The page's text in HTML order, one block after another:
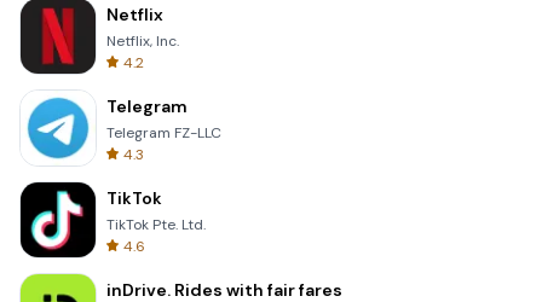
Netflix
Netflix, Inc.
4.2
Telegram
Telegram FZ-LLC
4.3
TikTok
TikTok Pte. Ltd.
4.6
inDrive. Rides with fair fares